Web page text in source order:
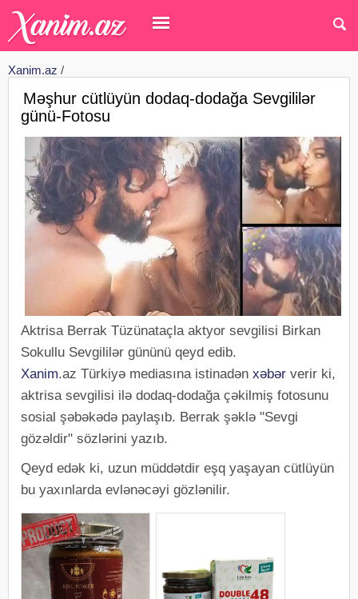
Xanim.az /
Məşhur cütlüyün dodaq-dodağa Sevgililər
günü-Fotosu
Aktrisa Berrak Tüzünataçla aktyor sevgilisi Birkan
Sokullu Sevgililər gününü qeyd edib.
Xanim.az Türkiyə mediasına istinadən xəbər verir ki,
aktrisa sevgilisi ilə dodaq-dodağa çəkilmiş fotosunu
sosial şəbəkədə paylaşıb. Berrak şəklə "Sevgi
gözəldir" sözlərini yazıb.
Qeyd edək ki, uzun müddətdir eşq yaşayan cütlüyün
bu yaxınlarda evlənəcəyi gözlənilir.